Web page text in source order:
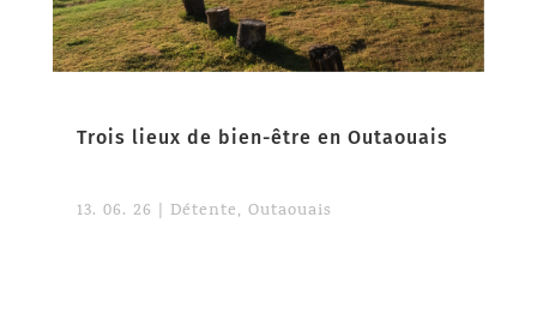
Trois lieux de bien-être en Outaouais
13. 06. 26 Détente, Outaouais